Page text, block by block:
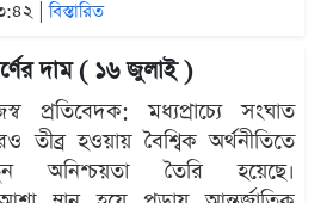
|বিস্তারিত
দাম ( ১৬ জুলাই )
প্রতিবেদক: মধ্যপ্রাচ্যে সংঘাত
তীব্র হওয়ায় বৈশ্বিক অর্থনীতিতে
অনিশ্চয়তা তৈরি হয়েছে।